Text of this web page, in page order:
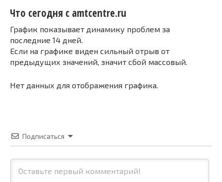
Что сегодня с amtcentre.ru
График показывает динамику проблем за
последние 14 дней.
Если на графике виден сильный отрыв от
предыдущих значений, значит сбой массовый.
Нет данных для отображения графика.
Подписаться